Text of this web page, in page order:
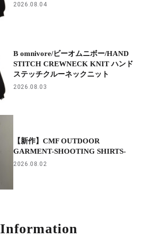
2026.08.04
B omnivore/ビーオムニボー/HAND
STITCH CREWNECK KNIT ハンド
ステッチクルーネックニット
2026.08.03
【新作】CMF OUTDOOR
GARMENT-SHOOTING SHIRTS-
2026.08.02
Information